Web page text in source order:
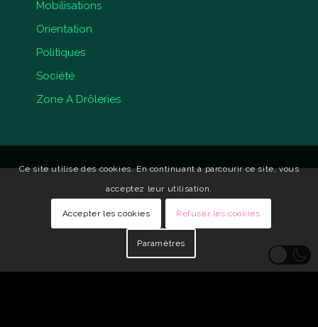
Mobilisations
Orientation
Politiques
Société
Zone A Drôleries
Ce site utilise des cookies. En continuant à parcourir ce site, vous
acceptez leur utilisation.
Accepter les cookies Refuser les cookies
Paramètres